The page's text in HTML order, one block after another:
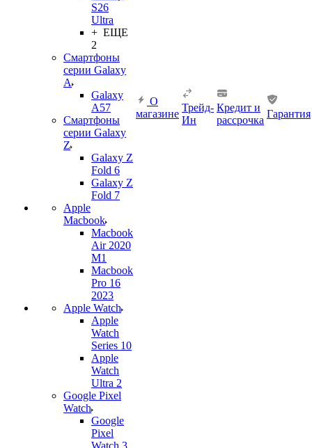
S26
Ultra
+ ЕЩЕ
2
Смартфоны
серии Galaxy
A
Galaxy
A57
Смартфоны
серии Galaxy
Z
Galaxy Z
Fold 6
Galaxy Z
Fold 7
Apple
Macbook
Macbook
Air 2020
M1
Macbook
Pro 16
2023
Apple Watch
Apple
Watch
Series 10
Apple
Watch
Ultra 2
Google Pixel
Watch
Google
Pixel
Watch 3
О
магазине
Трейд-
Ин
Кредит и
рассрочка
Гарантия